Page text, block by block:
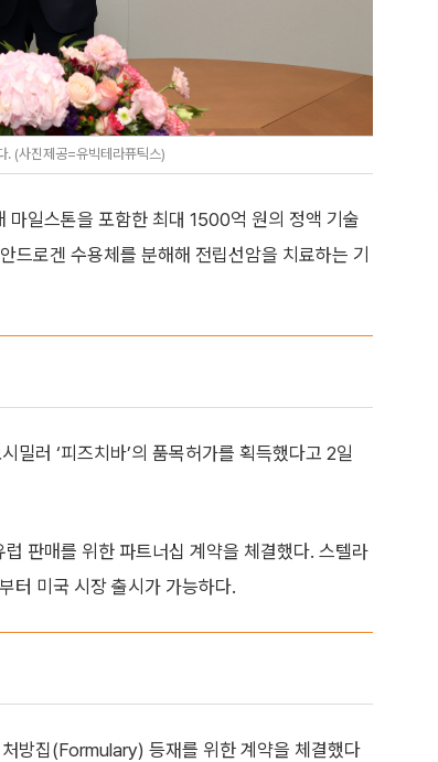
. (사진제공=유빅테라퓨틱스)
일스톤을 포함한 최대 1500억 원의 정액 기술
로겐 수용체를 분해해 전립선암을 치료하는 기
러 ‘피즈치바’의 품목허가를 획득했다고 2일
판매를 위한 파트너십 계약을 체결했다. 스텔라
터 미국 시장 출시가 가능하다.
방집(Formulary) 등재를 위한 계약을 체결했다